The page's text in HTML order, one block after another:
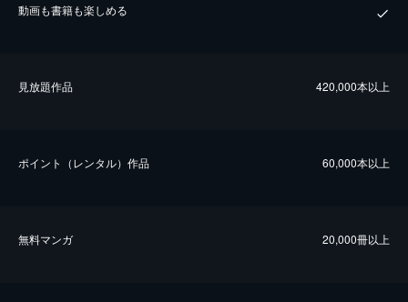
動画も書籍も楽しめる
⾒放題作品 420,000本以上
ポイント（レンタル）作品 60,000本以上
無料マンガ 20,000冊以上